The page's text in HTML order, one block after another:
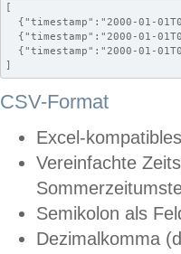
[
{"timestamp":"2000-01-
{"timestamp":"2000-01-
{"timestamp":"2000-01-
]
CSV-Format
Excel-
Vereinfachte
Semikolon als
Dezimalkomma